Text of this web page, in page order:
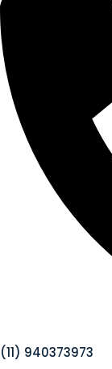
(11) 940373973